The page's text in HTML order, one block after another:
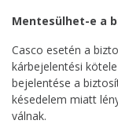
Mentesülhet-e a
Casco esetén a
kárbejelentési
bejelentése a
késedelem miatt
válnak.